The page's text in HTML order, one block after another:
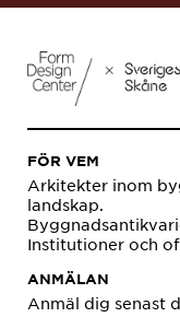
FÖR VEM
Arkitekter inom
landskap.
Institutioner och
ANMÄLAN
Anmäl dig senast